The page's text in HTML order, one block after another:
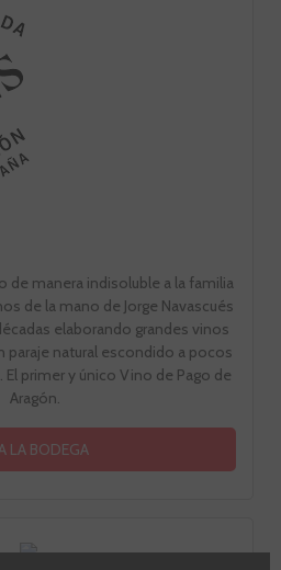
de manera indisoluble a la familia
de la mano de Jorge Navascués
elaborando grandes vinos
paraje natural escondido a pocos
primer y único Vino de Pago de
Aragón.
LA BODEGA